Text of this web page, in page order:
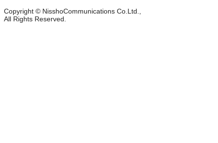
Copyright © NisshoCommunications Co.Ltd.,
All Rights Reserved.